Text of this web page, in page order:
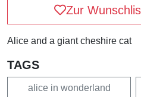
Zur
Alice and a giant cheshire cat
TAGS
alice in wonderland